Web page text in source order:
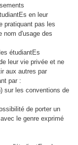
en leur
pratiquant pas les
nom d'usage des
étudiantEs
leur vie privée et ne
aux autres par
par :
sur les conventions de
de porter un
le genre exprimé